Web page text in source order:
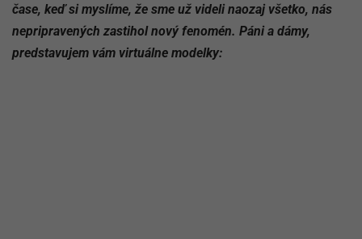
čase, keď si myslíme, že sme už videli naozaj všetko, nás
nepripravených zastihol nový fenomén. Páni a dámy,
predstavujem vám virtuálne modelky: